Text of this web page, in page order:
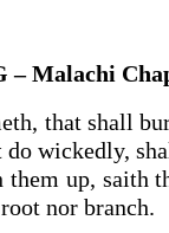
– Malachi
that shall
wickedly,
them up, saith
nor branch.